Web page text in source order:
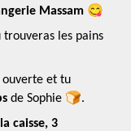
Massam 😋
trouveras les pains
ouverte et tu
de Sophie 🍞.
caisse, 3